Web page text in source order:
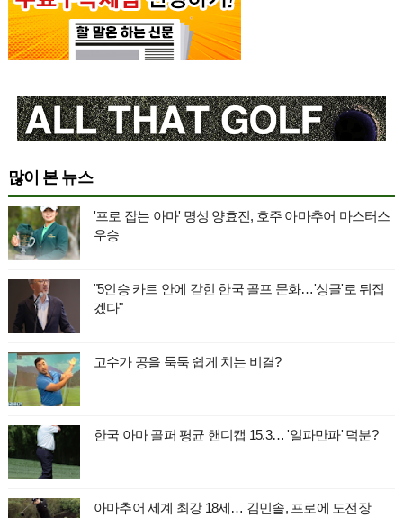
많이 본 뉴스
'프로 잡는 아마' 명성 양효진, 호주 아마추어 마스터스
우승
"5인승 카트 안에 갇힌 한국 골프 문화…'싱글'로 뒤집
겠다"
고수가 공을 툭툭 쉽게 치는 비결?
한국 아마 골퍼 평균 핸디캡 15.3… '일파만파' 덕분?
아마추어 세계 최강 18세… 김민솔, 프로에 도전장